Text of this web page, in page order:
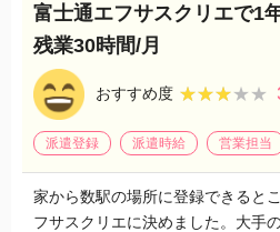
富士通エフサスクリエで1
残業30時間/月
おすすめ度 ★★★★★
★★★★★
派遣登録 派遣時給 営業担当
家から数駅の場所に登録できると
フサスクリエに決めました。大手